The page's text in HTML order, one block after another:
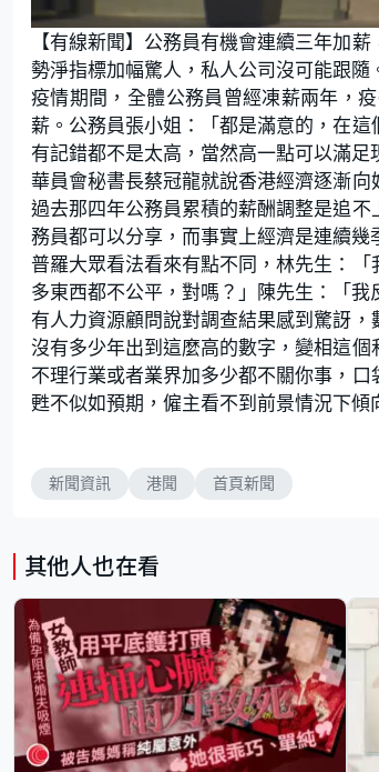
U
n
m
u
t
e
a
d
d
:
4
6
.
3
4
%
【有線新聞】公務員有機會連續三年加
勢淨指標加幅驚人，私人公司沒可能跟隨
疫情期間，全體公務員曾經凍薪兩年，
薪。公務員張小姐：「都是滿意的，在
有記錯都不是太高，當然高一點可以滿足
華員會秘書長蔡冠龍就說香港經濟逐漸
過去那四年公務員累積的薪酬調整是追
務員都可以分享，而事實上經濟是連續幾
普羅大眾看法看來有點不同，林先生：
多東西都不公平，對嗎？」陳先生：「我
有人力資源顧問說對調查結果感到驚訝
沒有多少年出到這麼高的數字，變相這
不理行業或者業界加多少都不關你事，
甦不似如預期，僱主看不到前景情況下
新聞資訊 港聞 首頁新聞
其他人也在看